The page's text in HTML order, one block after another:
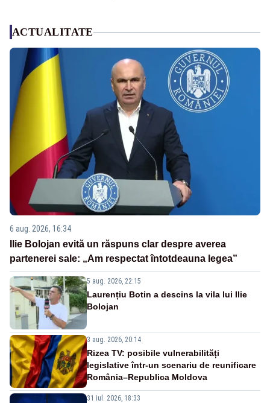
ACTUALITATE
6 aug. 2026, 16:34
Ilie Bolojan evită un răspuns clar despre averea
partenerei sale: „Am respectat întotdeauna legea”
5 aug. 2026, 22:15
Laurențiu Botin a descins la vila lui Ilie
Bolojan
3 aug. 2026, 20:14
Rizea TV: posibile vulnerabilități
legislative într-un scenariu de reunificare
România–Republica Moldova
31 iul. 2026, 18:33